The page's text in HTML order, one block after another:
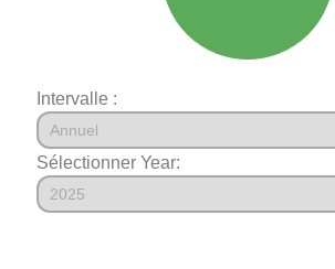
Intervalle :
Sélectionner Year: